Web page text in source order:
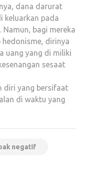
dana darurat
keluarkan pada
bagi mereka
dirinya
uang yang di miliki
sesaat
diri yang bersifaat
di waktu yang
negatif